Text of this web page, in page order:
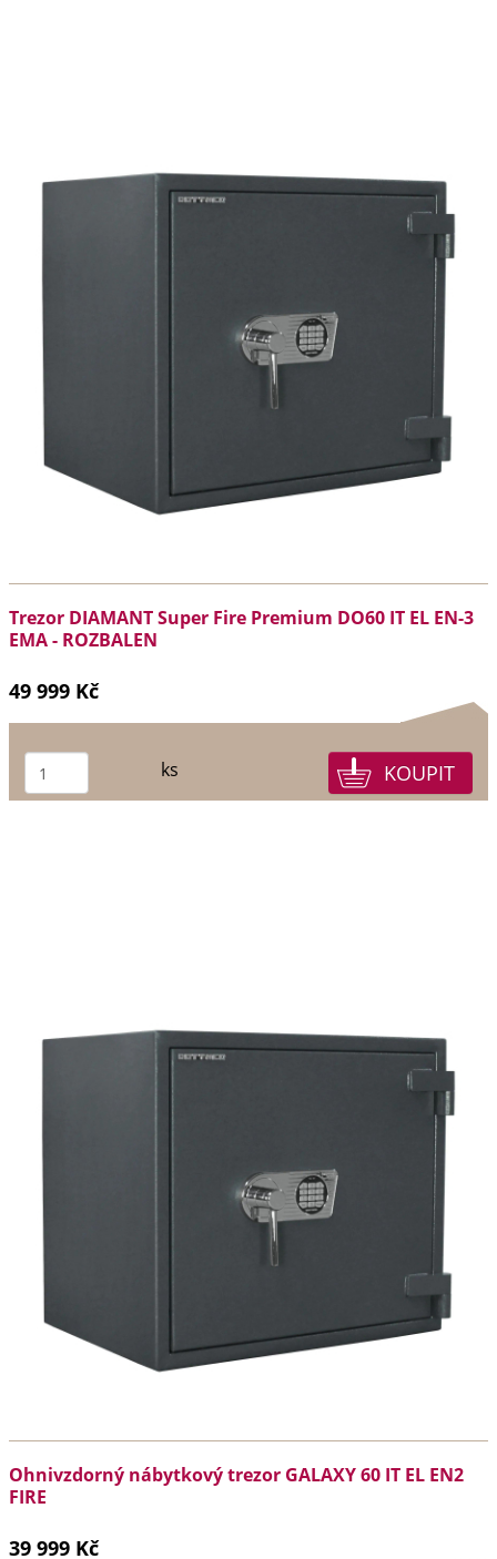
Trezor DIAMANT Super Fire Premium DO60 IT EL EN-3
EMA - ROZBALEN
49 999 Kč
ks
Ohnivzdorný nábytkový trezor GALAXY 60 IT EL EN2
FIRE
39 999 Kč